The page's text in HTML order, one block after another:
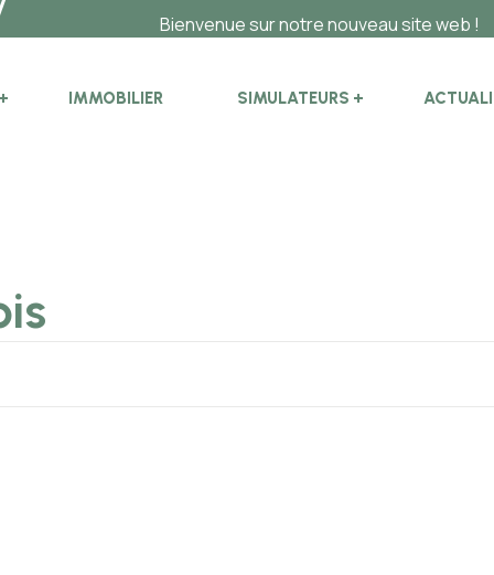
Bienvenue sur notre nouveau site web !
IMMOBILIER SIMULATEURS